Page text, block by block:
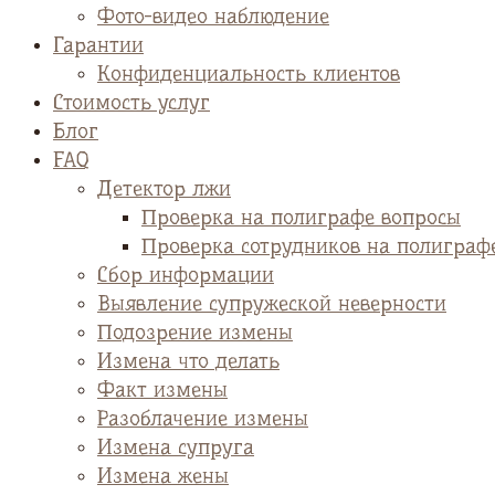
Фото-видео наблюдение
Гарантии
Конфиденциальность клиентов
Стоимость услуг
Блог
FAQ
Детектор лжи
Проверка на полиграфе вопросы
Проверка сотрудников на
Сбор информации
Выявление супружеской неверности
Подозрение измены
Измена что делать
Факт измены
Разоблачение измены
Измена супруга
Измена жены